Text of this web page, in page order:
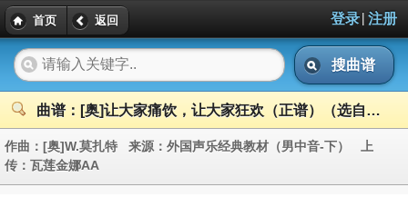
首页 返回 登录| 注册
搜曲谱
曲谱：[奥]让大家痛饮，让大家狂欢（正谱）（选自歌剧《唐璜》）
作曲： [奥]W.莫扎特 来源： 外国声乐经典教材（男中音-下） 上
传： 瓦莲金娜AA